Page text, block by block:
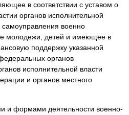
в соответствии с уставом о
органов исполнительной
самоуправления военно
молодежи, детей и имеющее в
поддержку указанной
органов
исполнительной власти
и органов местного
и формами деятельности военно-